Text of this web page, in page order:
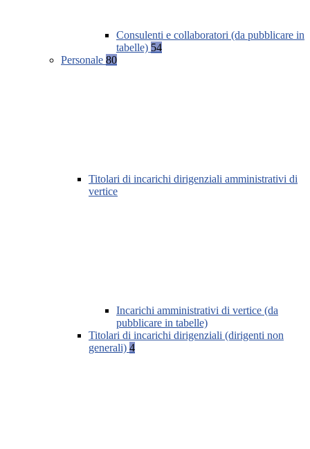
Consulenti e collaboratori (da pubblicare in
tabelle) 54
Personale 80
Titolari di incarichi dirigenziali amministrativi di
vertice
Incarichi amministrativi di vertice (da
pubblicare in tabelle)
Titolari di incarichi dirigenziali (dirigenti non
generali) 4